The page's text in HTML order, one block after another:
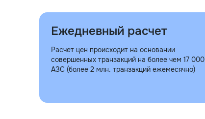
Ежедневный расчет
Расчет цен происходит на основании
совершенных транзакций на более чем 17 000
АЗС (более 2 млн. транзакций ежемесячно)